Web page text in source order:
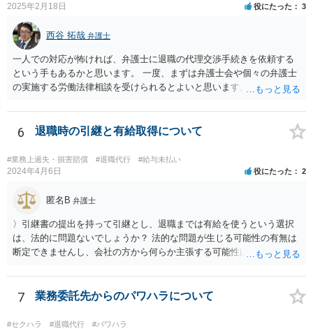
2025年2月18日 役にたった 3
西谷 拓哉 弁護士
一人での対応が怖ければ、弁護士に退職の代理交渉手続きを依頼する
という手もあるかと思います。 一度、まずは弁護士会や個々の弁護士
の実施する労働法律相談を受けられるとよいと思います。
6 退職時の引継と有給取得について
#業務上過失・損害賠償 #退職代行 #給与未払い
2024年4月6日 役にたった 2
匿名B 弁護士
〉引継書の提出を持って引継とし、退職までは有給を使うという選択
は、法的に問題ないでしょうか？ 法的な問題が生じる可能性の有無は
断定できませんし、会社の方から何らか主張する可能性はあります。
ん。 それよりも、書いておられる事情がある場合は、いつ、どのよう
な方法で、退職の意思及び退職日まで全日有給休暇を使用することを
会社に伝えるかが、問題になるかもしれないです。 場合よっては退職
代行の利用などもご検討なさってください。
7 業務委託先からのパワハラについて
#セクハラ #退職代行 #パワハラ